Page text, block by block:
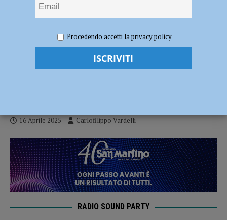
Gara 3 delle Semifinali. Galassi: “A Trento con il coltello fra i denti”
Volley – Gas Sales Piacenza, giovedì c’è
16 Aprile 2025 Carlofilippo Vardelli
RADIO SOUND PARTY
Procedendo accetti la privacy policy